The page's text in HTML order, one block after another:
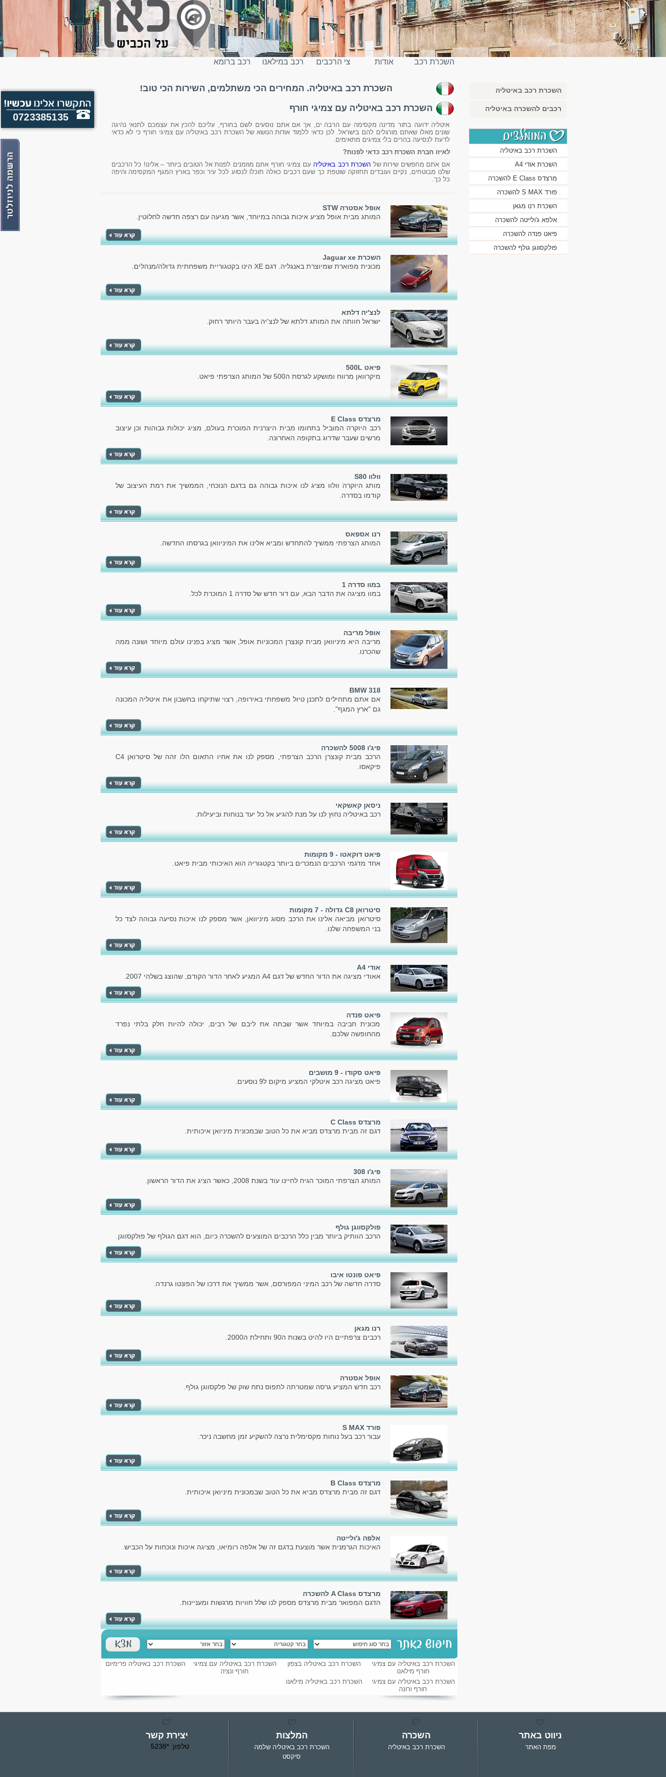
0723385135
השכרת רכב
באיטליה
אודות צי הרכבים רכב במילאנו רכב ברומא
השכרת רכב באיטליה. המחירים הכי משתלמים, השירות הכי טוב!
השכרת רכב באיטליה עם צמיגי חורף
איטליה ידועה בתור מדינה מקסימה עם הרבה ים, אך אם אתם נוסעים לשם בחורף, עליכם להכין את עצמכם לתנאי נהיגה
שונים מאלו שאתם מורגלים להם בישראל. לכן כדאי ללמוד אודות הנושא של השכרת רכב באיטליה עם צמיגי חורף כי לא כדאי
לדעת לנסיעה בהרים בלי צמיגים מתאימים.
לאיזו חברת השכרת רכב כדאי לפנות?
אם אתם מחפשים שירות של השכרת רכב באיטליה עם צמיגי חורף אתם מוזמנים לפנות אל הטובים ביותר – אלינו! כל הרכבים
שלנו מבוטחים, נקיים ועובדים תחזוקה שוטפת כך שעם רכבים כאלה תוכלו לנסוע לכל עיר וכפר בארץ המגף המקסימה והיפה
כל כך.
אופל אסטרה STW
המותג מבית אופל מציע איכות גבוהה במיוחד, אשר מגיעה עם רצפה חדשה לחלוטין.
השכרת Jaguar xe
מכונית מפוארת שמיוצרת באנגליה. דגם XE הינו בקטגוריית משפחתית גדולה/מנהלים.
לנצ'יה דלתא
ישראל חוותה את המותג דלתא של לנצ'יה בעבר היותר רחוק.
פיאט 500L
מיקרוואן מרווח ומושקע לגרסת ה500 של המותג הצרפתי פיאט.
מרצדס E Class
רכב היוקרה המוביל בתחומו מבית היצרנית המוכרת בעולם, מציג יכולות גבוהות וכן עיצוב
מרשים שעבר שדרוג בתקופה האחרונה.
וולוו S80
מותג היוקרה וולוו מציג לנו איכות גבוהה גם בדגם הנוכחי, הממשיך את רמת העיצוב של
קודמו בסדרה.
רנו אספאס
המותג הצרפתי ממשיך להתחדש ומביא אלינו את המיניוואן בגרסתו החדשה.
במוו סדרה 1
במוו מציגה את הדבר הבא, עם דור חדש של סדרה 1 המוכרת לכל.
אופל מריבה
מריבה היא מיניוואן מבית קונצרן המכוניות אופל, אשר מציג בפנינו עולם מיוחד ושונה ממה
שהכרנו.
BMW 318
אם אתם מתחילים לתכנן טיול משפחתי באירופה, רצוי שתיקחו בחשבון את איטליה המכונה
גם "ארץ המגף".
פיג'ו 5008 להשכרה
הרכב מבית קונצרן הרכב הצרפתי, מספק לנו את אחיו התאום הלו זהה של סיטרואן C4
פיקאסו.
ניסאן קאשקאי
רכב באיטליה נחוץ לנו על מנת להגיע אל כל יעד בנוחות וביעילות.
פיאט דוקאטו - 9 מקומות
אחד מדגמי הרכבים הנמכרים ביותר בקטגוריה הוא האיכותי מבית פיאט.
סיטרואן C8 גדולה - 7 מקומות
סיטרואן מביאה אלינו את הרכב מסוג מיניוואן, אשר מספק לנו איכות נסיעה גבוהה לצד כל
בני המשפחה שלנו.
אודי A4
אאודי מציגה את הדור החדש של דגם A4 המגיע לאחר הדור הקודם, שהוצג בשלהי 2007.
פיאט פנדה
מכונית חביבה במיוחד אשר שבתה את ליבם של רבים, יכולה להיות חלק בלתי נפרד
מהחופשה שלכם.
פיאט סקודו - 9 מושבים
פיאט מציגה רכב איטלקי המציע מיקום ל9 נוסעים.
מרצדס C Class
דגם זה מבית מרצדס מביא את כל הטוב שבמכונית מיניואן איכותית.
פיג'ו 308
המותג הצרפתי המוכר הגיח לחיינו עוד בשנת 2008, כאשר הציג את הדור הראשון.
פולקסווגן גולף
הרכב הוותיק ביותר מבין כלל הרכבים המוצעים להשכרה כיום, הוא דגם הגולף של פולקסווגן.
פיאט פונטו איבו
סדרה חדשה של רכב המיני המפורסם, אשר ממשיך את דרכו של הפונטו גרנדה.
רנו מגאן
רכבים צרפתיים היו להיט בשנות ה90 ותחילת ה2000.
אופל אסטרה
רכב חדש המציע גרסה שמטרתה לתפוס נתח שוק של פלקסווגן גולף.
פורד S MAX
עבור רכב בעל נוחות מקסימלית נרצה להשקיע זמן מחשבה ניכר.
מרצדס B Class
דגם זה מבית מרצדס מביא את כל הטוב שבמכונית מיניואן איכותית.
אלפה ג'ולייטה
האיכות הגרמנית אשר מוצעת בדגם זה של אלפה רומיאו, מציגה איכות ונוכחות על הכביש.
מרצדס A Class להשכרה
הדגם המפואר מבית מרצדס מספק לנו שלל חוויות מרגשות ומעניינות.
השכרת רכב באיטליה עם צמיגי
חורף מילאנו
השכרת רכב באיטליה בצפון
השכרת רכב באיטליה עם צמיגי
חורף ונציה
השכרת רכב באיטליה פרימיום
השכרת רכב באיטליה עם צמיגי
חורף ורונה
השכרת רכב באיטליה מילאנו
השכרת רכב באיטליה
רכבים להשכרה באיטליה
השכרת רכב באיטליה
השכרת אודי A4
מרצדס E Class להשכרה
פורד S MAX להשכרה
השכרת רנו מגאן
אלפא ג'ולייטה להשכרה
פיאט פנדה להשכרה
פולקסווגן גולף להשכרה
ניווט באתר
מפת האתר
השכרה
השכרת רכב באיטליה
המלצות
השכרת רכב באיטליה שלמה
סיקסט
יצירת קשר
טלפון: *5238